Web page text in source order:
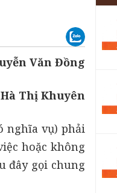
Văn Đồng
Thị Khuyên
nghĩa vụ) phải
hoặc không
đây gọi chung